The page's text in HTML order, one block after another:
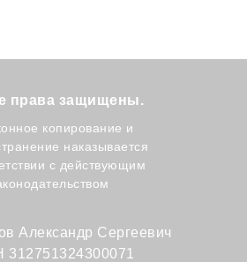
права защищены.
копирование и
наказывается
с действующим
Александр Сергеевич
312751324300071